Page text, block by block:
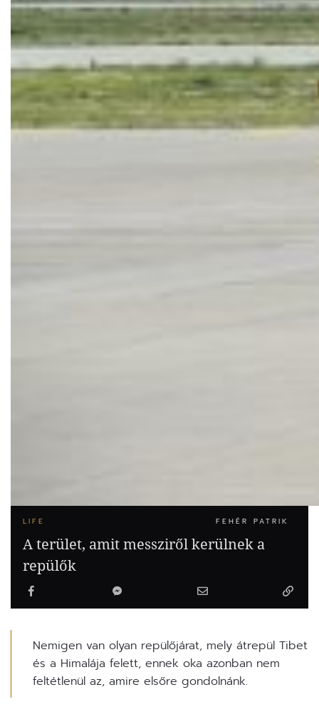
LIFE FEHÉR PATRIK
A terület, amit messziről kerülnek a
repülők
Nemigen van olyan repülőjárat, mely átrepül Tibet
és a Himalája felett, ennek oka azonban nem
feltétlenül az, amire elsőre gondolnánk.